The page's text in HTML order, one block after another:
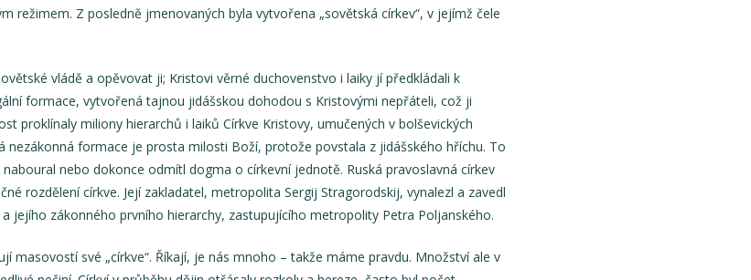
režimem. Z posledně jmenovaných byla vytvořena „sovětská církev“, v jejímž čele
vládě a opěvovat ji; Kristovi věrné duchovenstvo i laiky jí předkládali k
formace, vytvořená tajnou jidášskou dohodou s Kristovými nepřáteli, což ji
proklínaly miliony hierarchů i laiků Církve Kristovy, umučených v bolševických
nezákonná formace je prosta milosti Boží, protože povstala z jidášského hříchu. To
nebo dokonce odmítl dogma o církevní jednotě. Ruská pravoslavná církev
rozdělení církve. Její zakladatel, metropolita Sergij Stragorodskij, vynalezl a zavedl
jejího zákonného prvního hierarchy, zastupujícího metropolity Petra Poljanského.
masovostí své „církve“. Říkají, je nás mnoho – takže máme pravdu. Množství ale v